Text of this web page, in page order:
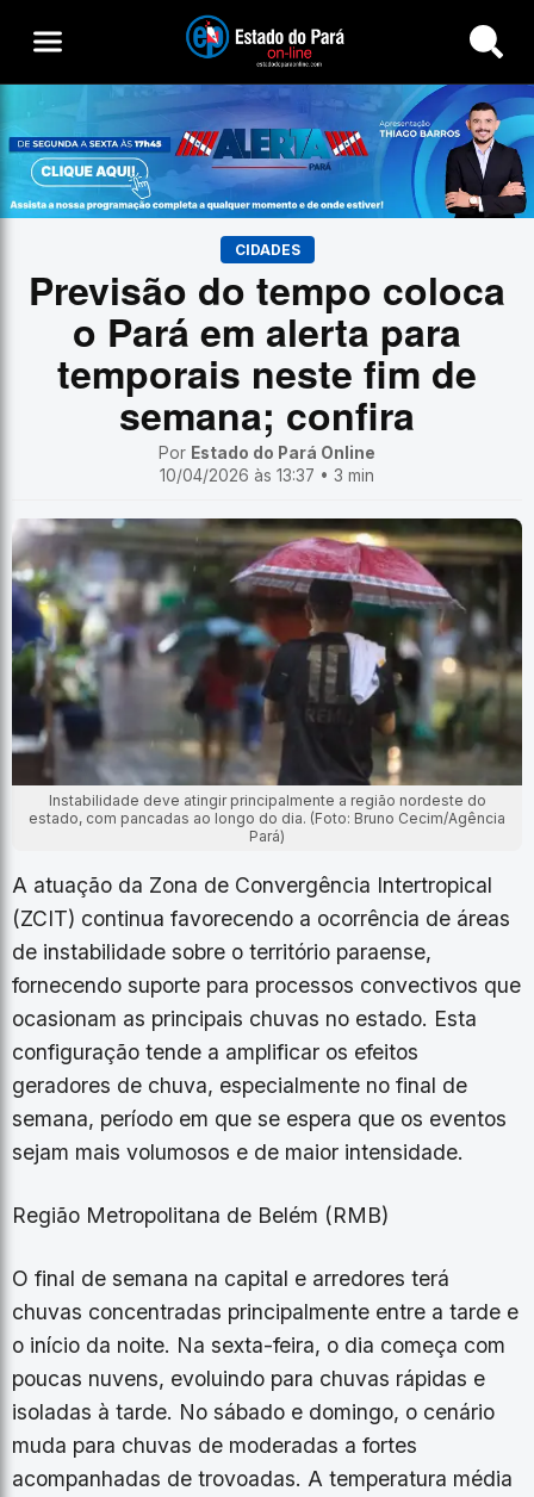
Buscar
CIDADES
Previsão do tempo coloca
o Pará em alerta para
temporais neste fim de
semana; confira
Por Estado do Pará Online
10/04/2026 às 13:37 • 3 min
Instabilidade deve atingir principalmente a região nordeste do
estado, com pancadas ao longo do dia. (Foto: Bruno Cecim/Agência
Pará)
A atuação da Zona de Convergência Intertropical
(ZCIT) continua favorecendo a ocorrência de áreas
de instabilidade sobre o território paraense,
fornecendo suporte para processos convectivos que
ocasionam as principais chuvas no estado. Esta
configuração tende a amplificar os efeitos
geradores de chuva, especialmente no final de
semana, período em que se espera que os eventos
sejam mais volumosos e de maior intensidade.
Região Metropolitana de Belém (RMB)
O final de semana na capital e arredores terá
chuvas concentradas principalmente entre a tarde e
o início da noite. Na sexta-feira, o dia começa com
poucas nuvens, evoluindo para chuvas rápidas e
isoladas à tarde. No sábado e domingo, o cenário
muda para chuvas de moderadas a fortes
acompanhadas de trovoadas. A temperatura média